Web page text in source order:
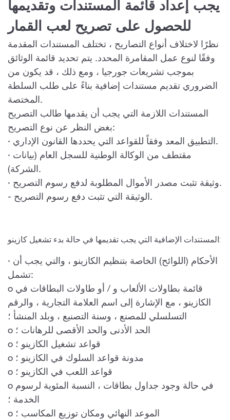
يجب إعداد قائمة المستندات وتقديمها
للحصول على تصريح لعب القمار
نظرًا لاختلاف أنواع التصاريح ، تختلف المستندات المقدمة
وفقًا لنوع عمل المقامرة المحدد. يتم تحديد قائمة الوثائق
بموجب تشريعات جورجيا ، ومع ذلك ، قد يكون من
الضروري تقديم مستندات إضافية بناءً على طلب السلطة
المختصة.
المستندات اللازمة التي يجب أن يقدمها طالب التصريح
بغض النظر عن نوع التصريح:
· التطبيق المعد وفقاً للقواعد التي يحددها القانون الإداري.
· مقتطف من الوكالة الوطنية للسجل العام (بيانات
الشركة).
· وثيقة تثبت مصدر الأموال المطلوبة لدفع رسوم التصريح.
- الوثيقة التي تثبت دفع رسوم التصريح.
المستندات الإضافية التي يجب تقديمها في حالة بدء تشغيل كازينو:
· الأحكام (اللوائح) الخاصة بتنظيم الكازينو ، والتي يجب أن
تشمل:
o قائمة بطاولات الألعاب و / أو طاولات البطاقات في
الكازينو ، مع الإشارة إلى اسم العلامة التجارية ، والرقم
التسلسلي للمصنع ، وسنة التصنيع ، وبلد المنشأ ؛
o الحد الأدنى والحد الأقصى للرهانات ؛
o قواعد تشغيل الكازينو ؛
o مدونة قواعد السلوك في الكازينو ؛
o قواعد اللعب في الكازينو ؛
o في حالة وجود جداول بطاقات ، النسبة المئوية لرسوم
الخدمة ؛
o الموعد النهائي ومكان توزيع المكاسب ؛